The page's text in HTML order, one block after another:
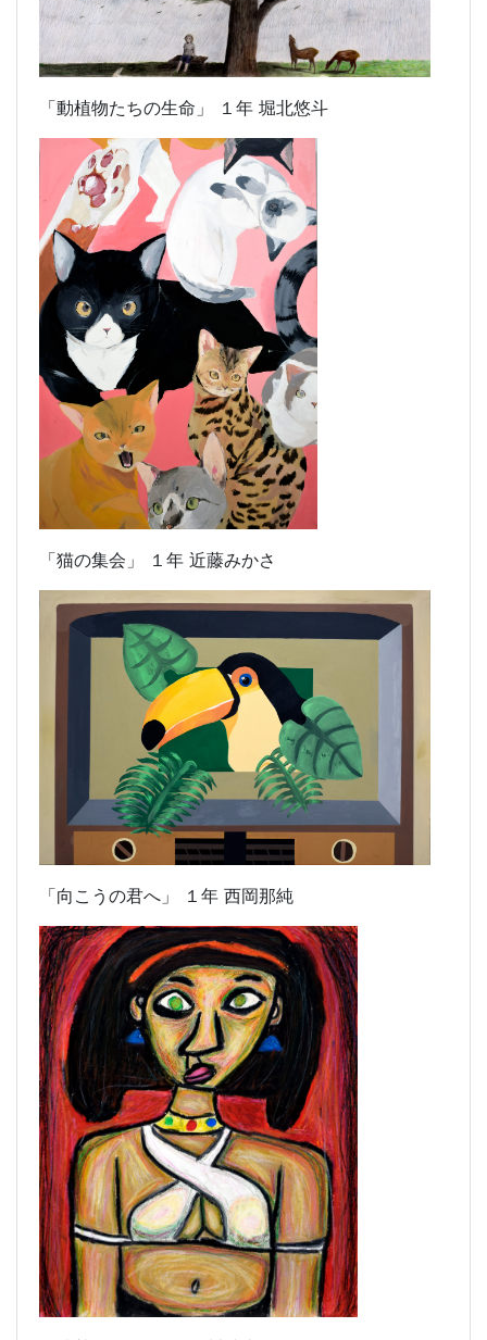
「動植物たちの生命」 １年 堀北悠斗
「猫の集会」 １年 近藤みかさ
「向こうの君へ」 １年 西岡那純